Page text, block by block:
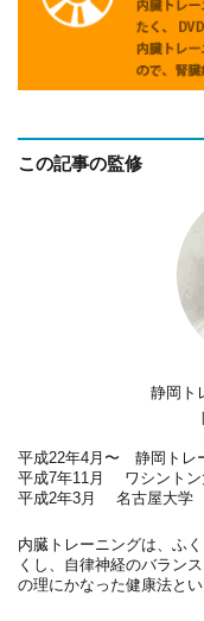
この記事の監修
静岡ト
平成22年4月〜 静岡トレ
平成7年11月 ワシントン
平成2年3月 名古屋大
内臓トレーニングは、ふ
くし、自律神経のバラン
の理にかなった健康法とい